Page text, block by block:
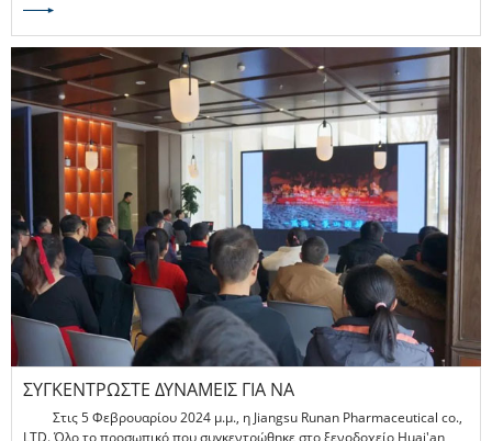
έρευνας: Shire Pharmaceutical Company, UK Εμπορική επωνυμία: Xiidra
Ταξινόμηση εγγραφής: Πρώτες ύλες για 3 κατηγορίες, οφθαλμικές
σταγόνες για 3 κατηγορίες. Προδιαγραφές δοσολογίας: 50mg / mL(5%),
0,2ml/, 5 ανά σακούλα, 60 ανά κουτί. Ένδειξη: Το Xiidra (οφθαλμικό
διάλυμα lifitegrast) 5% είναι ένας ανταγωνιστής αντιγόνου-1 (LFA-1) που
σχετίζεται με τη λειτουργία των λεμφοκυττάρων για τη θεραπεία
σημείων και συμπτωμάτων ξηροφθαλμίας (DED
ΣΥΓΚΕΝΤΡΏΣΤΕ ΔΥΝΆΜΕΙΣ ΓΙΑ ΝΑ
ΠΡΟΧΩΡΉΣΟΥΜΕ|JIANGSU RUNAN PHARMACEUTICAL
CO.,LTD ΕΤΉΣΙΑ ΣΥΝΆΝΤΗΣΗ & ΣΥΝΆΝΤΗΣΗ ΕΠΑΊΝΩΝ
​ Στις 5 Φεβρουαρίου 2024 μ.μ., η Jiangsu Runan Pharmaceutical co.,